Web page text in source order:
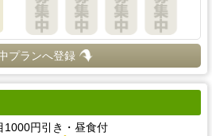
プランへ登録
1000円引き・昼食付